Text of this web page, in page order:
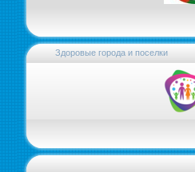
Здоровые города и поселки